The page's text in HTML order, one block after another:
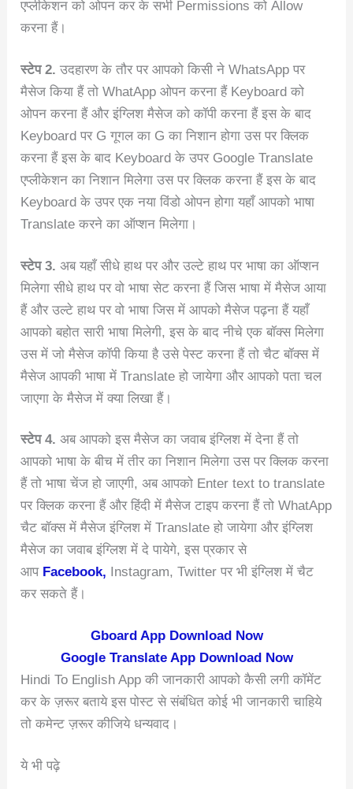
एप्लीकेशन को ओपन कर के सभी Permissions को Allow
करना हैं।
स्टेप 2. उदहारण के तौर पर आपको किसी ने WhatsApp पर
मैसेज किया हैं तो WhatApp ओपन करना हैं Keyboard को
ओपन करना हैं और इंग्लिश मैसेज को कॉपी करना हैं इस के बाद
Keyboard पर G गूगल का G का निशान होगा उस पर क्लिक
करना हैं इस के बाद Keyboard के उपर Google Translate
एप्लीकेशन का निशान मिलेगा उस पर क्लिक करना हैं इस के बाद
Keyboard के उपर एक नया विंडो ओपन होगा यहाँ आपको भाषा
Translate करने का ऑप्शन मिलेगा।
स्टेप 3. अब यहाँ सीधे हाथ पर और उल्टे हाथ पर भाषा का ऑप्शन
मिलेगा सीधे हाथ पर वो भाषा सेट करना हैं जिस भाषा में मैसेज आया
हैं और उल्टे हाथ पर वो भाषा जिस में आपको मैसेज पढ़ना हैं यहाँ
आपको बहोत सारी भाषा मिलेगी, इस के बाद नीचे एक बॉक्स मिलेगा
उस में जो मैसेज कॉपी किया है उसे पेस्ट करना हैं तो चैट बॉक्स में
मैसेज आपकी भाषा में Translate हो जायेगा और आपको पता चल
जाएगा के मैसेज में क्या लिखा हैं।
स्टेप 4. अब आपको इस मैसेज का जवाब इंग्लिश में देना हैं तो
आपको भाषा के बीच में तीर का निशान मिलेगा उस पर क्लिक करना
हैं तो भाषा चेंज हो जाएगी, अब आपको Enter text to translate
पर क्लिक करना हैं और हिंदी में मैसेज टाइप करना हैं तो WhatApp
चैट बॉक्स में मैसेज इंग्लिश में Translate हो जायेगा और इंग्लिश
मैसेज का जवाब इंग्लिश में दे पायेगे, इस प्रकार से
आप Facebook, Instagram, Twitter पर भी इंग्लिश में चैट
कर सकते हैं।
Gboard App Download Now
Google Translate App Download Now
Hindi To English App की जानकारी आपको कैसी लगी कॉमेंट
कर के ज़रूर बताये इस पोस्ट से संबंधित कोई भी जानकारी चाहिये
तो कमेन्ट ज़रूर कीजिये धन्यवाद।
ये भी पढ़े